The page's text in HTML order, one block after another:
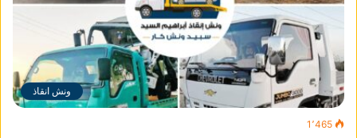
ونش انقاذ
1٬465